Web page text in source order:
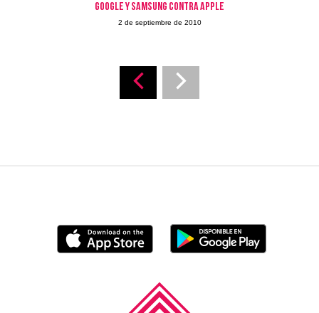
Google y Samsung contra Apple
2 de septiembre de 2010